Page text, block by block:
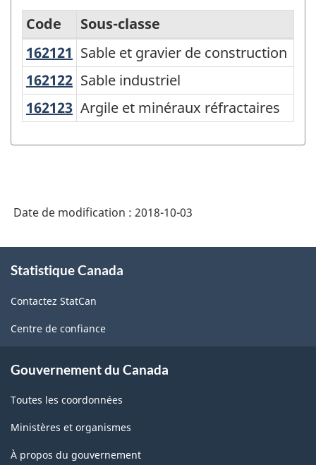
Système
de
classification
des
produits
du
Nord
(SCPAN)
2017
version
-
Structure
de
la
Code
Sous-classe
162121 Sable et gravier de construction
Sable et gravier de construction
162122 Sable industriel
Sable industriel
162123 Argile et minéraux réfractaires
Argile et minéraux réfractaires
Date de modification : 2018-10-03
propos
ce
site
Statistique Canada
Contactez StatCan
Centre de confiance
Gouvernement du Canada
Toutes les coordonnées
Ministères et organismes
À propos du gouvernement